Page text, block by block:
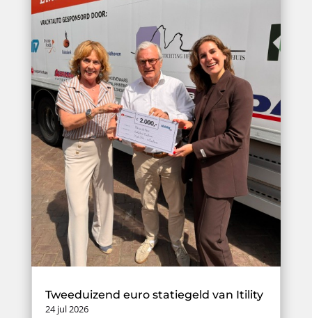
Tweeduizend euro statiegeld van Itility
24 jul 2026